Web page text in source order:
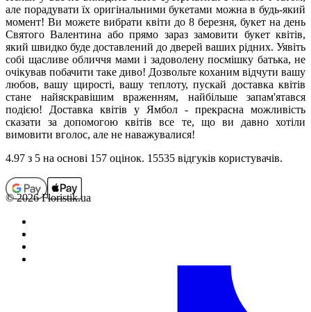
але порадувати їх оригінальними букетами можна в будь-який
момент! Ви можете вибрати квіти до 8 березня, букет на день
Святого Валентина або прямо зараз замовити букет квітів,
який швидко буде доставлений до дверей ваших рідних. Уявіть
собі щасливе обличчя мами і задоволену посмішку батька, не
очікував побачити таке диво! Дозвольте коханим відчути вашу
любов, вашу щирості, вашу теплоту, пускай доставка квітів
стане найяскравішим враженням, найбільше запам'ятався
подією! Доставка квітів у Ямбол - прекрасна можливість
сказати за допомогою квітів все те, що ви давно хотіли
вимовити вголос, але не наважувалися!
4.97 з 5 на основi 157 оцiнок. 15535 відгуків користувачiв.
© 2026 Floristik.ua